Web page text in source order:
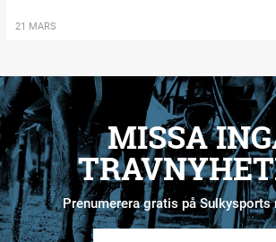
21 MARS
MISSA
Prenumerera gratis på Sulkysports